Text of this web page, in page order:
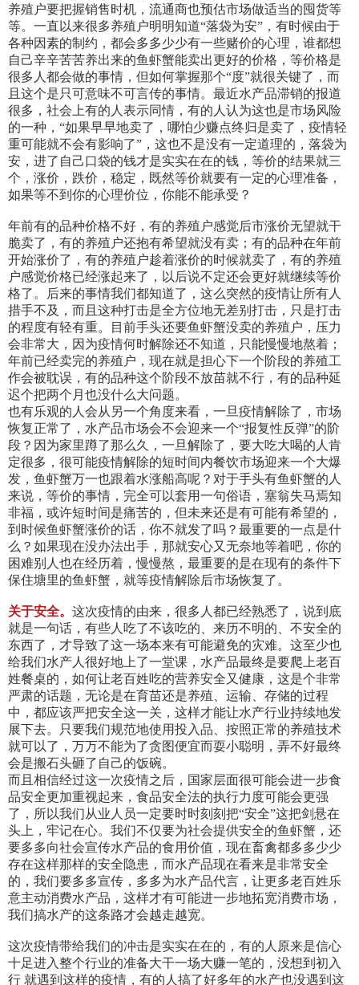
养殖户要把握销售时机，流通商也预估市场做适当的囤货等
等。一直以来很多养殖户明明知道“落袋为安”，有时候由于
各种因素的制约，都会多多少少有一些赌价的心理，谁都想
自己辛辛苦苦养出来的鱼虾蟹能卖出更好的价格，等价格是
很多人都会做的事情，但如何掌握那个“度”就很关键了，而
且这个是只可意味不可言传的事情。最近水产品滞销的报道
很多，社会上有的人表示同情，有的人认为这也是市场风险
的一种，“如果早早地卖了，哪怕少赚点终归是卖了，疫情轻
重可能就不会有影响了”，这也不是没有一定道理的，落袋为
安，进了自己口袋的钱才是实实在在的钱，等价的结果就三
个，涨价，跌价，稳定，既然等价就要有一定的心理准备，
如果等不到你的心理价位，你能不能承受？
年前有的品种价格不好，有的养殖户感觉后市涨价无望就干
脆卖了，有的养殖户还抱有希望就没有卖；有的品种在年前
开始涨价了，有的养殖户趁着涨价的时候就卖了，有的养殖
户感觉价格已经涨起来了，以后说不定还会更好就继续等价
格了。后来的事情我们都知道了，这么突然的疫情让所有人
措手不及，而且这种打击是全方位地无差别打击，只是打击
的程度有轻有重。目前手头还要鱼虾蟹没卖的养殖户，压力
会非常大，因为疫情何时解除还不知道，只能慢慢地熬着；
年前已经卖完的养殖户，现在就是担心下一个阶段的养殖工
作会被耽误，有的品种这个阶段不放苗就不行，有的品种延
迟个把两个月也没什么大问题。
也有乐观的人会从另一个角度来看，一旦疫情解除了，市场
恢复正常了，水产品市场会不会迎来一个“报复性反弹”的阶
段？因为家里蹲了那么久，一旦解除了，要大吃大喝的人肯
定很多，很可能疫情解除的短时间内餐饮市场迎来一个大爆
发，鱼虾蟹万一也跟着水涨船高呢？对于手头有鱼虾蟹的人
来说，等价的事情，完全可以套用一句俗语，塞翁失马焉知
非福，或许短时间是痛苦的，但未来还是有可能有希望的，
到时候鱼虾蟹涨价的话，你不就发了吗？最重要的一点是什
么？如果现在没办法出手，那就安心又无奈地等着吧，你的
困难别人也在经历着，慢慢熬，最重要的是在现有的条件下
保住塘里的鱼虾蟹，就等疫情解除后市场恢复了。
关于安全。 这次疫情的由来，很多人都已经熟悉了，说到底
就是一句话，有些人吃了不该吃的、来历不明的、不安全的
东西了，才导致了这一场本来有可能避免的灾难。这至少也
给我们水产人很好地上了一堂课，水产品最终是要爬上老百
姓餐桌的，如何让老百姓吃的营养安全又健康，这是个非常
严肃的话题，无论是在育苗还是养殖、运输、存储的过程
中，都应该严把安全这一关，这样才能让水产行业持续地发
展下去。只要我们规范地使用投入品、按照正常的养殖技术
就可以了，万万不能为了贪图便宜而耍小聪明，弄不好最终
会是搬石头砸了自己的饭碗。
而且相信经过这一次疫情之后，国家层面很可能会进一步食
品安全更加重视起来，食品安全法的执行力度可能会更强
了，所以我们从业人员一定要时时刻刻把“安全”这把剑悬在
头上，牢记在心。我们不仅要为社会提供安全的鱼虾蟹，还
要多多向社会宣传水产品的食用价值，现在畜禽都多多少少
存在这样那样的安全隐患，而水产品现在看来是非常安全
的，我们要多多宣传，多多为水产品代言，让更多老百姓乐
意主动消费水产品，这样才有可能进一步地拓宽消费市场，
我们搞水产的这条路才会越走越宽。
这次疫情带给我们的冲击是实实在在的，有的人原来是信心
十足进入整个行业的准备大干一场大赚一笔的，没想到初入
行 就遇到这样的疫情，有的人搞了好多年的水产也没遇到这